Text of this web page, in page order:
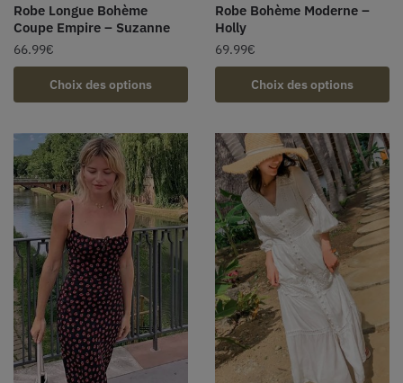
Robe Longue Bohème
Coupe Empire – Suzanne
66.99€
Choix des options
Robe Bohème Moderne –
Holly
69.99€
Choix des options